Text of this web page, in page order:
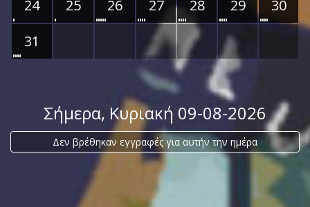
24
25 26 27 28 29
30
31
Σήμερα, Κυριακή 09-08-2026
Δεν βρέθηκαν εγγραφές για αυτήν την ημέρα